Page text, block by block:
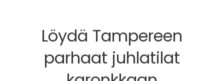
Löydä Tampereen
parhaat juhlatilat